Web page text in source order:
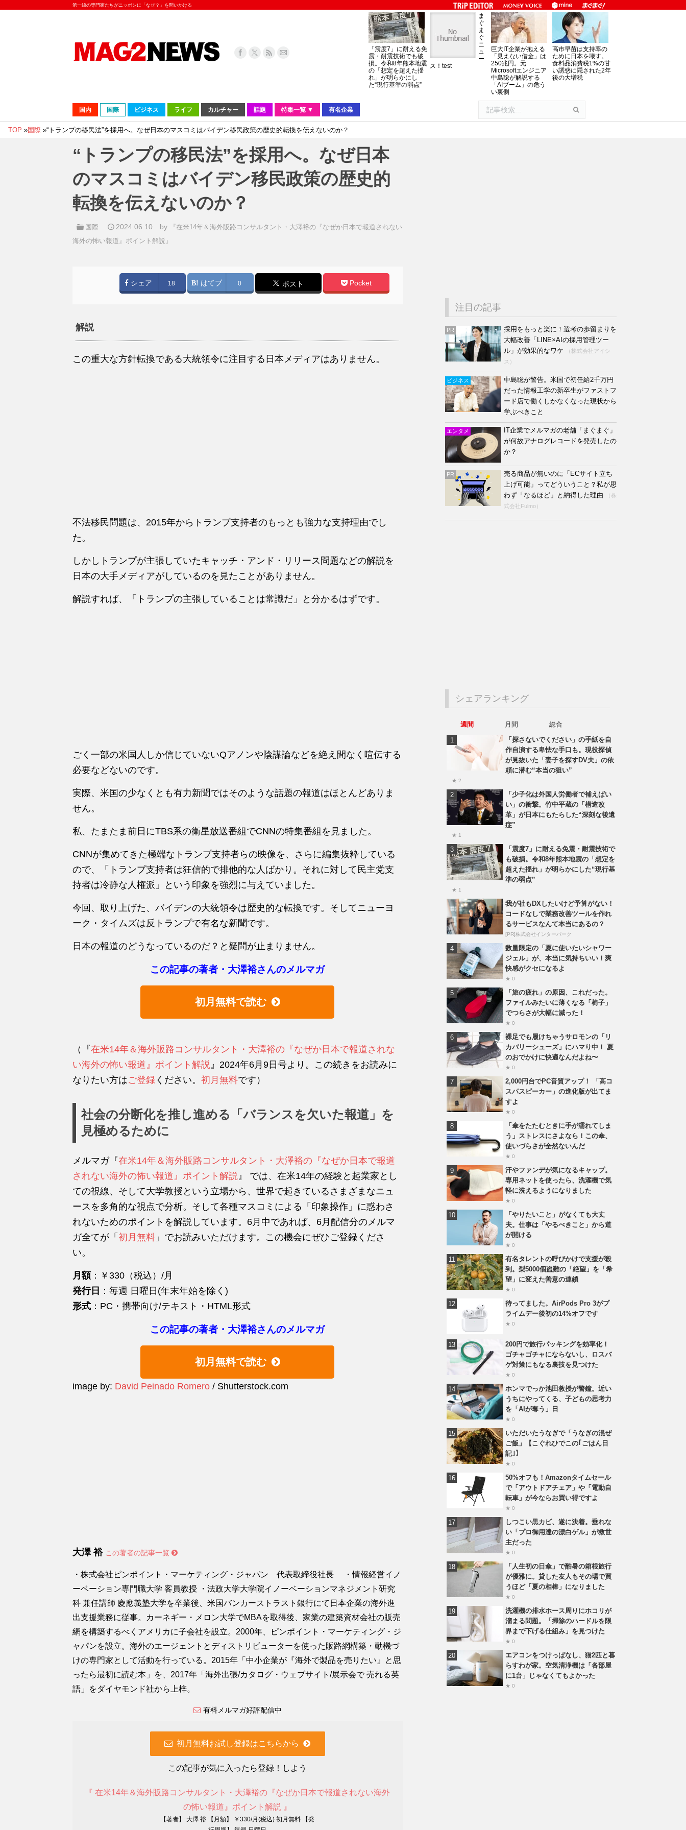
第一線の専門家たちがニッポンに「なぜ？」を問いかける
「震度7」に耐える免
震・耐震技術でも破
損。令和8年熊本地震
の「想定を超えた揺
れ」が明らかにし
た“現行基準の弱点”
ま
ぐ
ま
ぐ
ニ
ュ
ー
ス！test
巨大IT企業が抱える
「見えない借金」は
250兆円。元
Microsoftエンジニア
中島聡が解説する
「AIブーム」の危う
い裏側
高市早苗は支持率の
ために日本を壊す。
食料品消費税1%の甘
い誘惑に隠された2年
後の大増税
国内 国際 ビジネス ライフ カルチャー 話題 特集一覧 ▼ 有名企業
TOP »国際 »“トランプの移民法”を採用へ。なぜ日本のマスコミはバイデン移民政策の歴史的転換を伝えないのか？
“トランプの移民法”を採用へ。なぜ日本
のマスコミはバイデン移民政策の歴史的
転換を伝えないのか？
国際 2024.06.10 by
『在米14年＆海外販路コンサルタント・大澤裕の『なぜか日本で報道されない
海外の怖い報道』ポイント解説』
シェア 18 はてブ 0 ポスト Pocket
解説
この重大な方針転換である大統領令に注目する日本メディアはありません。
不法移民問題は、2015年からトランプ支持者のもっとも強力な支持理由でし
た。
しかしトランプが主張していたキャッチ・アンド・リリース問題などの解説を
日本の大手メディアがしているのを見たことがありません。
解説すれば、「トランプの主張していることは常識だ」と分かるはずです。
ごく一部の米国人しか信じていないQアノンや陰謀論などを絶え間なく喧伝する
必要などないのです。
実際、米国の少なくとも有力新聞ではそのような話題の報道はほとんどありま
せん。
私、たまたま前日にTBS系の衛星放送番組でCNNの特集番組を見ました。
CNNが集めてきた極端なトランプ支持者らの映像を、さらに編集抜粋している
ので、「トランプ支持者は狂信的で排他的な人ばかり。それに対して民主党支
持者は冷静な人権派」という印象を強烈に与えていました。
今回、取り上げた、バイデンの大統領令は歴史的な転換です。そしてニューヨ
ーク・タイムズは反トランプで有名な新聞です。
日本の報道のどうなっているのだ？と疑問が止まりません。
この記事の著者・大澤裕さんのメルマガ
初月無料で読む
（『在米14年＆海外販路コンサルタント・大澤裕の『なぜか日本で報道されな
い海外の怖い報道』ポイント解説 』2024年6月9日号より。この続きをお読みに
なりたい方はご登録 ください。 初月無料です）
社会の分断化を推し進める「バランスを欠いた報道」を
見極めるために
メルマガ『在米14年＆海外販路コンサルタント・大澤裕の『なぜか日本で報道
されない海外の怖い報道』ポイント解説 』 では、在米14年の経験と起業家とし
ての視線、そして大学教授という立場から、世界で起きているさまざまなニュ
ースを多角的な視点で分析。そして各種マスコミによる「印象操作」に惑わさ
れないためのポイントを解説しています。6月中であれば、6月配信分のメルマ
ガ全てが「 初月無料 」でお読みいただけます。この機会にぜひご登録くださ
い。
月額：￥330（税込）/月
発行日 ：毎週 日曜日(年末年始を除く)
形式 ：PC・携帯向け/テキスト・HTML形式
この記事の著者・大澤裕さんのメルマガ
初月無料で読む
image by: David Peinado Romero / Shutterstock.com
大澤 裕 この著者の記事一覧
・株式会社ピンポイント・マーケティング・ジャパン 代表取締役社長 ・情報経営イノ
ーベーション専門職大学 客員教授 ・法政大学大学院イノーベーションマネジメント研究
科 兼任講師 慶應義塾大学を卒業後、米国バンカーストラスト銀行にて日本企業の海外進
出支援業務に従事。カーネギー・メロン大学でMBAを取得後、家業の建築資材会社の販売
網を構築するべくアメリカに子会社を設立。2000年、ピンポイント・マーケティング・ジ
ャパンを設立。海外のエージェントとディストリビューターを使った販路網構築・動機づ
けの専門家として活動を行っている。2015年「中小企業が『海外で製品を売りたい』と思
ったら最初に読む本」を、2017年「海外出張/カタログ・ウェブサイト/展示会で 売れる英
語」をダイヤモンド社から上梓。
有料メルマガ好評配信中
初月無料お試し登録はこちらから
この記事が気に入ったら登録！しよう
『 在米14年＆海外販路コンサルタント・大澤裕の『なぜか日本で報道されない海外
の怖い報道』ポイント解説 』
【著者】 大澤 裕 【月額】 ￥330/月(税込) 初月無料 【発
注目の記事
PR
採用をもっと楽に！選考の歩留まりを
大幅改善「LINE×AIの採用管理ツー
ル」が効果的なワケ
（株式会社アイシ
ス）
ビジネス
中島聡が警告。米国で初任給2千万円
だった情報工学の新卒生がファストフ
ード店で働くしかなくなった現状から
学ぶべきこと
エンタメ
IT企業でメルマガの老舗「まぐまぐ」
が何故アナログレコードを発売したの
か？
PR
売る商品が無いのに「ECサイト立ち
上げ可能」ってどういうこと？私が思
わず「なるほど」と納得した理由
（株
式会社Fulmo）
シェアランキング
週間 月間
総合
「探さないでください」の手紙を自
作自演する卑怯な手口も。現役探偵
が見抜いた「妻子を探すDV夫」の依
頼に潜む“本当の狙い”
★ 2
「少子化は外国人労働者で補えばい
い」の衝撃。竹中平蔵の「構造改
革」が日本にもたらした“深刻な後遺
症”
★ 1
「震度7」に耐える免震・耐震技術で
も破損。令和8年熊本地震の「想定を
超えた揺れ」が明らかにした“現行基
準の弱点”
★ 1
我が社もDXしたいけど予算がない！
コードなしで業務改善ツールを作れ
るサービスなんて本当にあるの？
[PR]株式会社インターパーク
数量限定の「夏に使いたいシャワー
ジェル」が、本当に気持ちいい！爽
快感がクセになるよ
★ 0
「旅の疲れ」の原因、これだった。
ファイルみたいに薄くなる「椅子」
でつらさが大幅に減った！
★ 0
裸足でも履けちゃうサロモンの「リ
カバリーシューズ」にハマり中！ 夏
のおでかけに快適なんだよね〜
★ 0
2,000円台でPC音質アップ！ 「高コ
スパスピーカー」の進化版が出てま
すよ
★ 0
「傘をたたむときに手が濡れてしま
う」ストレスにさよなら！この傘、
使いづらさが全然ないんだ
★ 0
汗やファンデが気になるキャップ。
専用ネットを使ったら、洗濯機で気
軽に洗えるようになりました
★ 0
「やりたいこと」がなくても大丈
夫。仕事は「やるべきこと」から道
が開ける
★ 0
有名タレントの呼びかけで支援が殺
到。梨5000個盗難の「絶望」を「希
望」に変えた善意の連鎖
★ 0
待ってました。AirPods Pro 3がプ
ライムデー後初の14%オフです
★ 0
200円で旅行パッキングを効率化！
ゴチャゴチャにならないし、ロスバ
ゲ対策にもなる裏技を見つけた
★ 0
ホンマでっか池田教授が警鐘。近い
うちにやってくる、子どもの思考力
を「AIが奪う」日
★ 0
いただいたうなぎで「うなぎの混ぜ
ご飯」【こぐれひでこの｢ごはん日
記｣】
★ 0
50%オフも！Amazonタイムセール
で「アウトドアチェア」や「電動自
転車」が今ならお買い得ですよ
★ 0
しつこい黒カビ、遂に決着。垂れな
い「プロ御用達の漂白ゲル」が救世
主だった
★ 0
「人生初の日傘」で酷暑の箱根旅行
が優雅に。貸した友人もその場で買
うほど「夏の相棒」になりました
★ 0
洗濯機の排水ホース周りにホコリが
溜まる問題。「掃除のハードルを限
界まで下げる仕組み」を見つけた
★ 0
エアコンをつけっぱなし、猫2匹と暮
らすわが家。空気清浄機は「各部屋
に1台」じゃなくてもよかった
★ 0